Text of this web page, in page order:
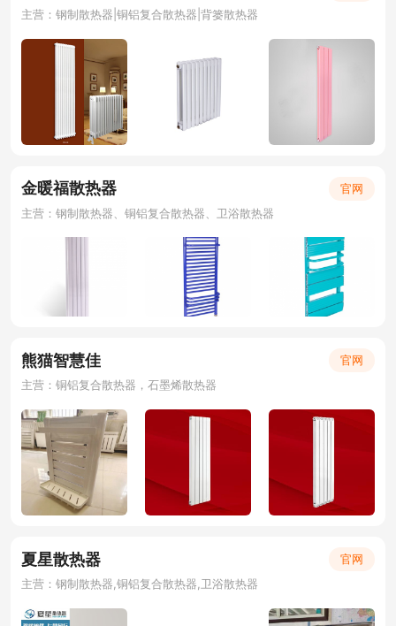
主营：钢制散热器|铜铝复合散热器|背篓散热器
金暖福散热器
官网
主营：钢制散热器、铜铝复合散热器、卫浴散热器
熊猫智慧佳
官网
主营：铜铝复合散热器，石墨烯散热器
夏星散热器
官网
主营：钢制散热器,铜铝复合散热器,卫浴散热器